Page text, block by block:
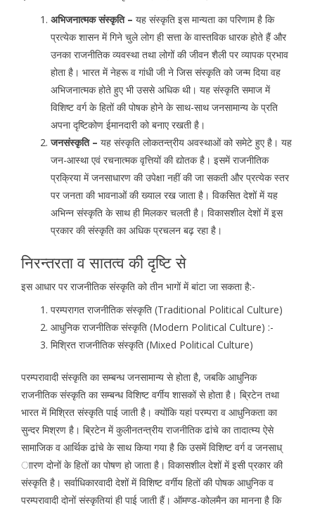
अभिजनात्मक संस्कृति – यह संस्कृति इस मान्यता का परिणाम है कि
प्रत्येक शासन में गिने चुले लोग ही सत्ता के वास्तविक धारक होते हैं और
उनका राजनीतिक व्यवस्था तथा लोगों की जीवन शैली पर व्यापक प्रभाव
होता है। भारत में नेहरू व गांधी जी ने जिस संस्कृति को जन्म दिया वह
अभिजनात्मक होते हुए भी उससे अधिक थी। यह संस्कृति समाज में
विशिष्ट वर्ग के हितों की पोषक होने के साथ-साथ जनसामान्य के प्रति
अपना दृष्टिकोण ईमानदारी को बनाए रखती है।
जनसंस्कृति – यह संस्कृति लोकतन्त्रीय अवस्थाओं को समेटे हुए है। यह
जन-आस्था एवं रचनात्मक वृत्तियों की द्योतक है। इसमें राजनीतिक
प्रक्रिया में जनसाधारण की उपेक्षा नहीं की जा सकती और प्रत्येक स्तर
पर जनता की भावनाओं की ख्याल रख जाता है। विकसित देशों में यह
अभिन्न संस्कृति के साथ ही मिलकर चलती है। विकासशील देशों में इस
प्रकार की संस्कृति का अधिक प्रचलन बढ़ रहा है।
निरन्तरता व सातत्व की दृष्टि से
इस आधार पर राजनीतिक संस्कृति को तीन भागों में बांटा जा सकता है:-
परम्परागत राजनीतिक संस्कृति (Traditional Political Culture)
आधुनिक राजनीतिक संस्कृति (Modern Political Culture) :-
मिश्रित राजनीतिक संस्कृति (Mixed Political Culture)
परम्परावादी संस्कृति का सम्बन्ध जनसामान्य से होता है, जबकि आधुनिक
राजनीतिक संस्कृति का सम्बन्ध विशिष्ट वर्गीय शासकों से होता है। ब्रिटेन तथा
भारत में मिश्रित संस्कृति पाई जाती है। क्योंकि यहां परम्परा व आधुनिकता का
सुन्दर मिश्रण है। ब्रिटेन में कुलीनतन्त्रीय राजनीतिक ढांचे का तादात्म्य ऐसे
सामाजिक व आर्थिक ढांचे के साथ किया गया है कि उसमें विशिष्ट वर्ग व जनसाध्
ाारण दोनों के हितों का पोषण हो जाता है। विकासशील देशों में इसी प्रकार की
संस्कृति है। सर्वाधिकारवादी देशों में विशिष्ट वर्गीय हितों की पोषक आधुनिक व
परम्परावादी दोनों संस्कृतियां ही पाई जाती हैं। ऑमण्ड-कोलमैन का मानना है कि